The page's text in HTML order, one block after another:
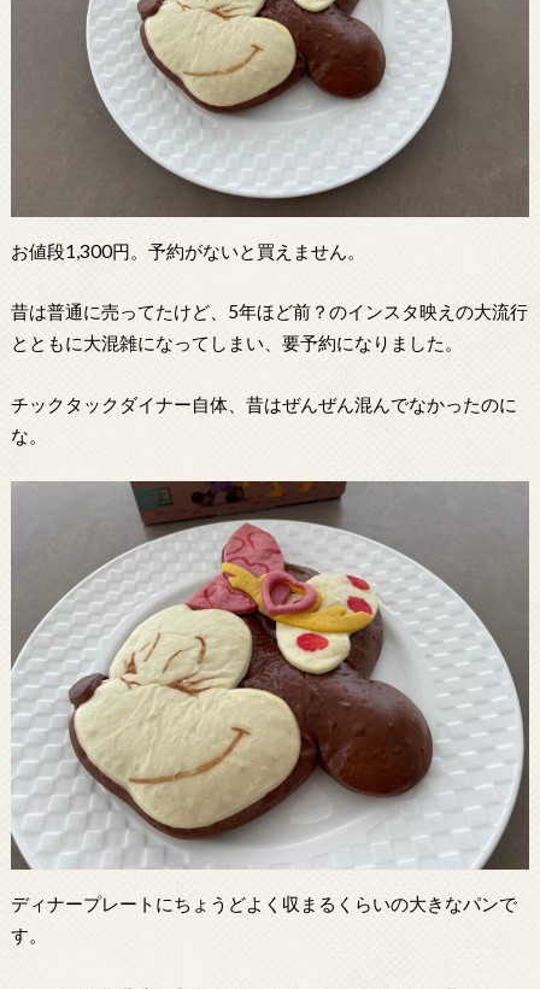
お値段1,300円。予約がないと買えません。
昔は普通に売ってたけど、5年ほど前？のインスタ映えの大流行
とともに大混雑になってしまい、要予約になりました。
チックタックダイナー自体、昔はぜんぜん混んでなかったのに
な。
ディナープレートにちょうどよく収まるくらいの大きなパンで
す。